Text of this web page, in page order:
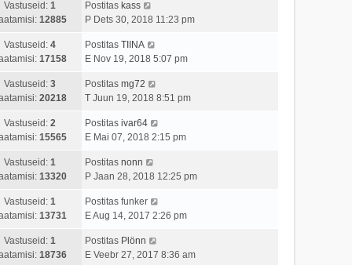
Vastuseid: 1
12885
Postitas kass
P Dets 30, 2018 11:23 pm
Vastuseid: 4
17158
Postitas TIINA
E Nov 19, 2018 5:07 pm
Vastuseid: 3
20218
Postitas mg72
T Juun 19, 2018 8:51 pm
Vastuseid: 2
15565
Postitas ivar64
E Mai 07, 2018 2:15 pm
Vastuseid: 1
13320
Postitas nonn
P Jaan 28, 2018 12:25 pm
Vastuseid: 1
13731
Postitas funker
E Aug 14, 2017 2:26 pm
Vastuseid: 1
18736
Postitas Plönn
E Veebr 27, 2017 8:36 am